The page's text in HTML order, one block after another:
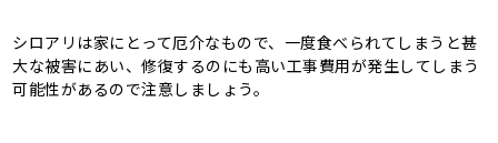
シロアリは家にとって厄介なもので、一度食べられてしまうと甚
大な被害にあい、修復するのにも高い工事費用が発生してしまう
可能性があるので注意しましょう。